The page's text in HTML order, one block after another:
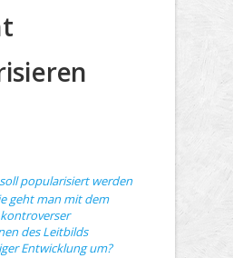
soll popularisiert werden
geht man mit dem
des Leitbilds
Entwicklung um?